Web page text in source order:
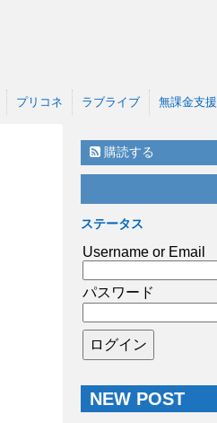
プリコネ ラブライブ 無課金支援
購読する
ステータス
Username or Email
パスワード
NEW POST